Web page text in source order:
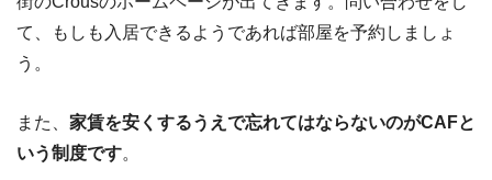
て、もしも入居できるようであれば部屋を予約しましょ
う。
また、 家賃を安くするうえで忘れてはならないのがCAFと
いう制度です。